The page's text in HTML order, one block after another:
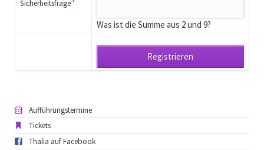
Pflichtfeld
Sicherheitsfrage*
Was ist die Summe aus 2 und 9?
Aufführungstermine
Tickets
Thalia auf Facebook